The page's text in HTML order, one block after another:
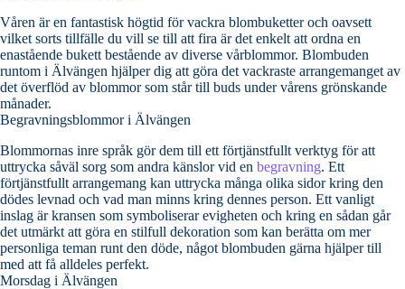
Våren är en fantastisk högtid för vackra blombuketter och oavsett
vilket sorts tillfälle du vill se till att fira är det enkelt att ordna en
enastående bukett bestående av diverse vårblommor. Blombuden
runtom i Älvängen hjälper dig att göra det vackraste arrangemanget av
det överflöd av blommor som står till buds under vårens grönskande
månader.
Begravningsblommor i Älvängen
Blommornas inre språk gör dem till ett förtjänstfullt verktyg för att
uttrycka såväl sorg som andra känslor vid en begravning. Ett
förtjänstfullt arrangemang kan uttrycka många olika sidor kring den
dödes levnad och vad man minns kring dennes person. Ett vanligt
inslag är kransen som symboliserar evigheten och kring en sådan går
det utmärkt att göra en stilfull dekoration som kan berätta om mer
personliga teman runt den döde, något blombuden gärna hjälper till
med att få alldeles perfekt.
Morsdag i Älvängen